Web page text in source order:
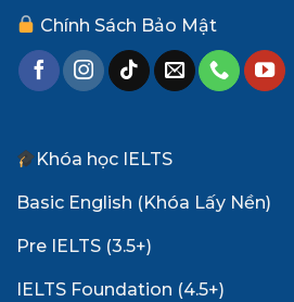
Chính Sách Bảo Mật
Khóa học IELTS
Basic English (Khóa Lấy Nền)
Pre IELTS (3.5+)
IELTS Foundation (4.5+)